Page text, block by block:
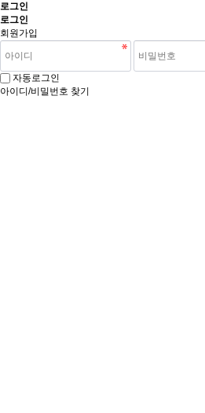
로그인
로그인
회원가입
자동로그인
아이디/비밀번호 찾기